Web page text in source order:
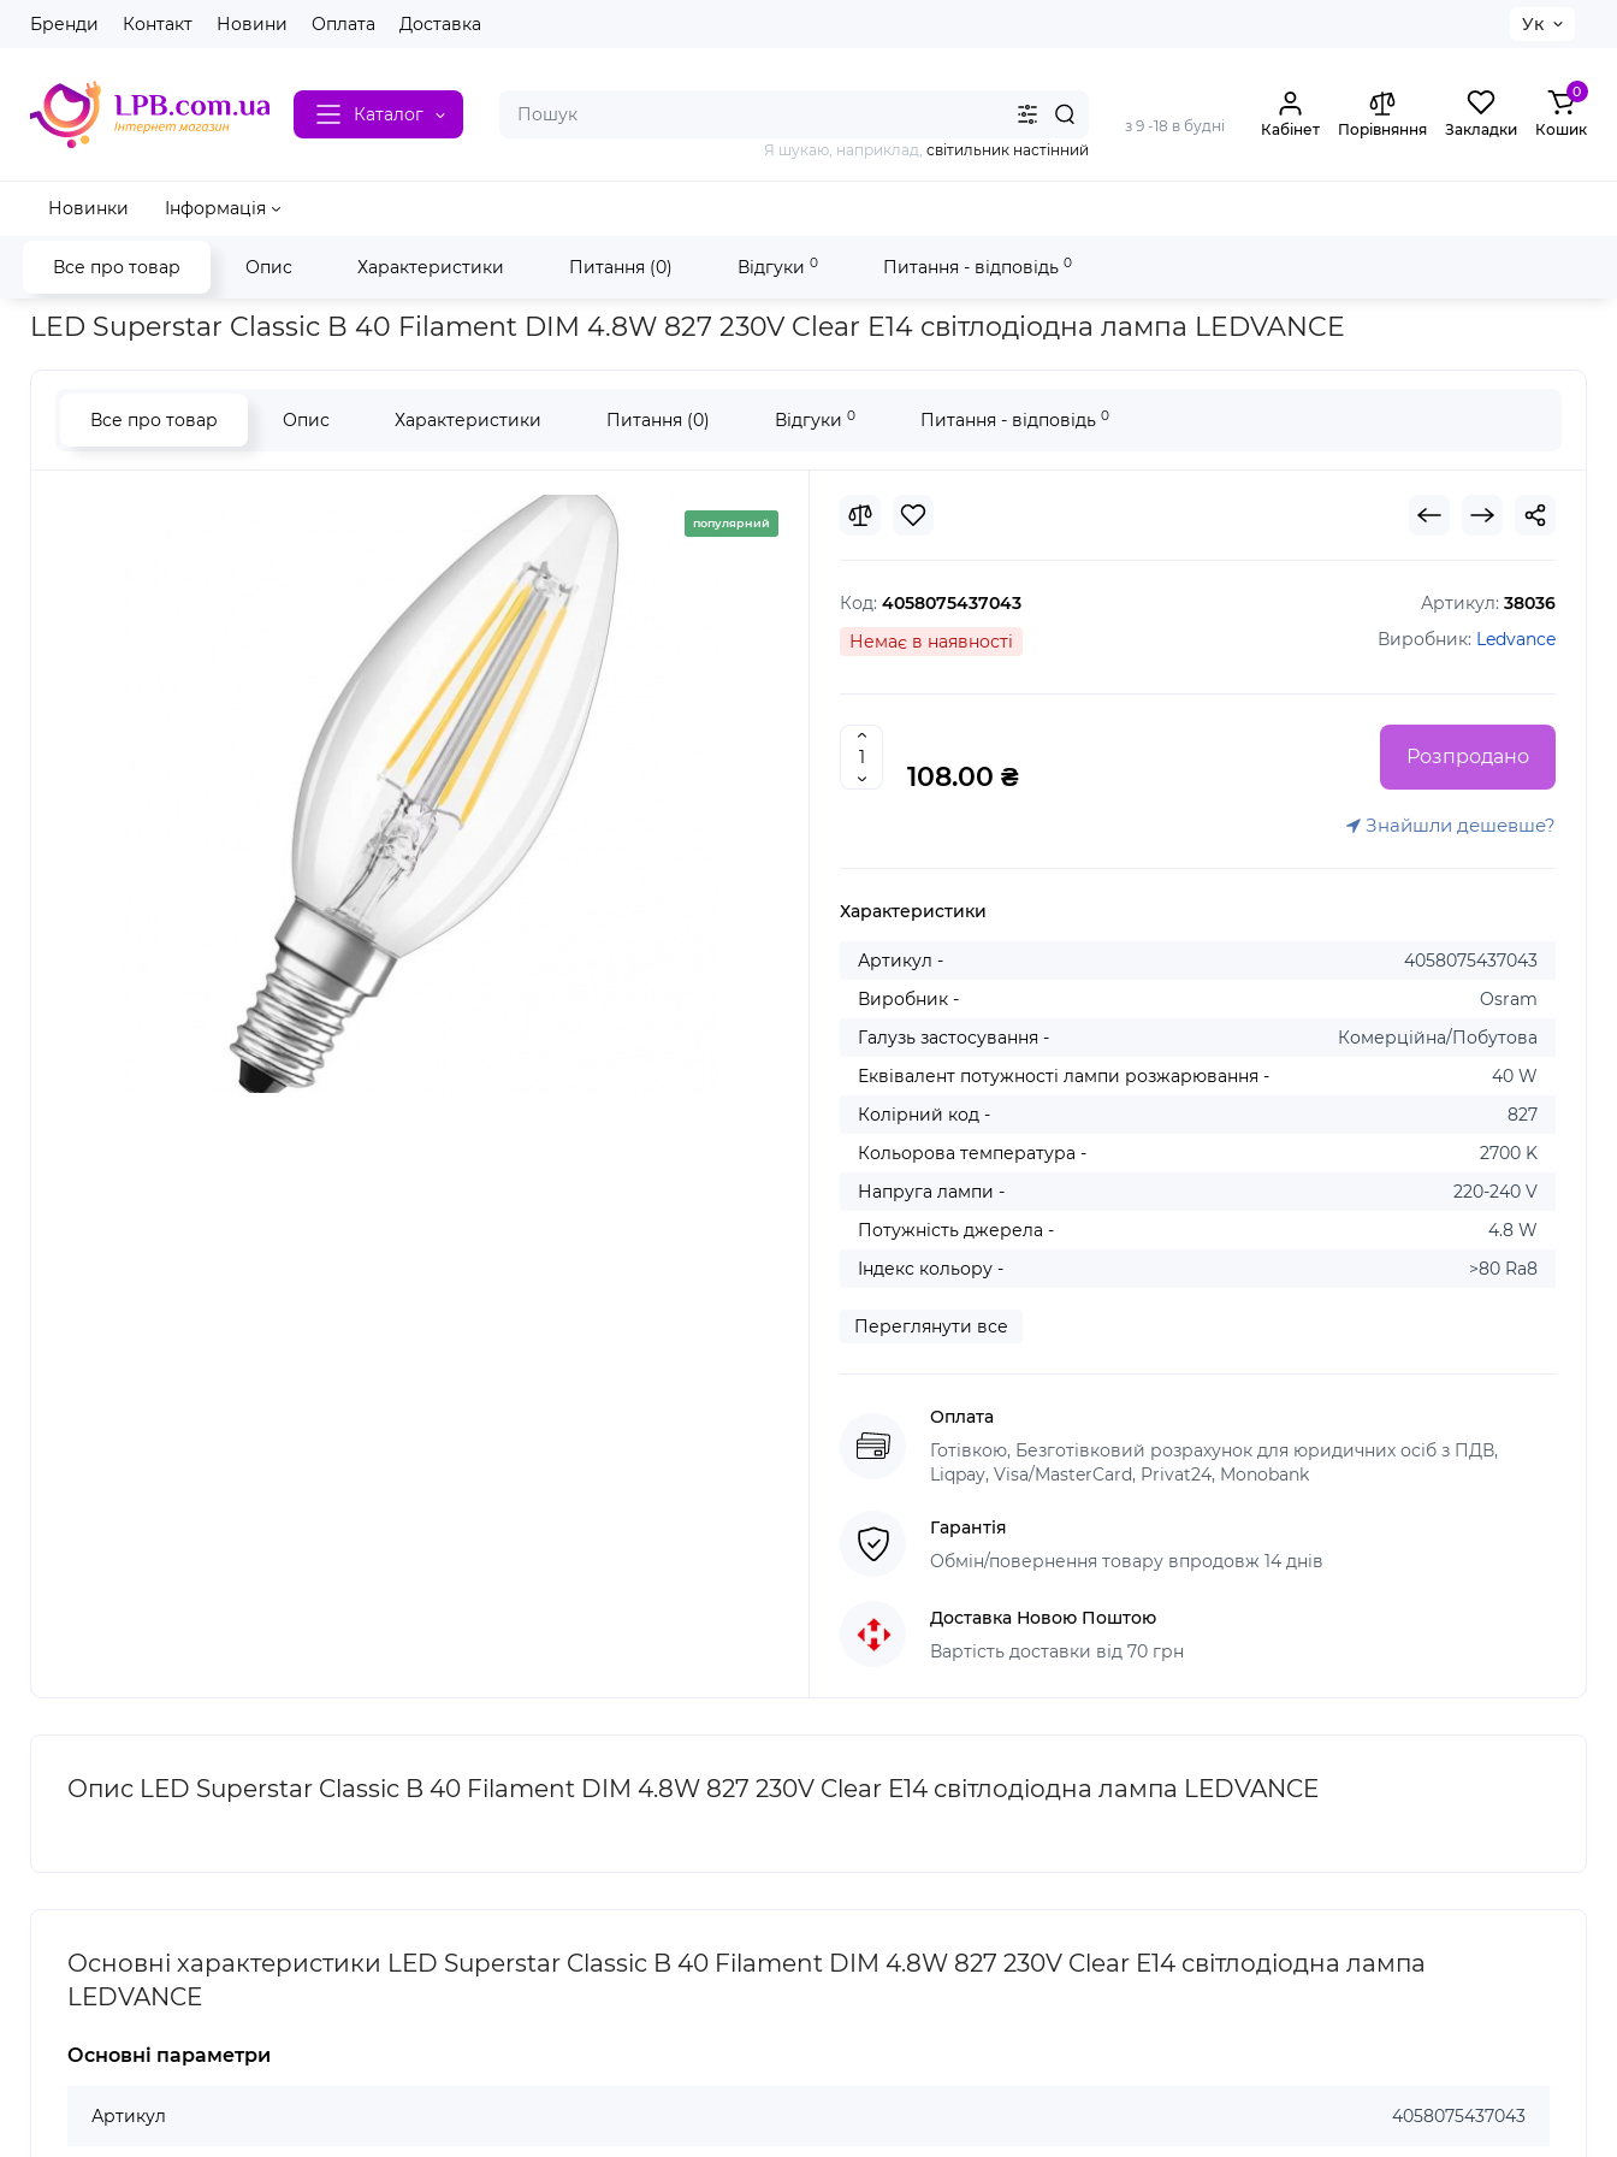
Бренди Контакт Новини Оплата Доставка Ук
Каталог
з 9 -18 в будні
Я шукаю, наприклад, світильник настінний
Кабінет Порівняння Закладки
0
Кошик
Новинки Інформація
Все про товар Опис Характеристики Питання (0) Відгуки 0 Питання - відповідь 0
Головна Електрика Світлодіодні лампи Світлодіодні лампи e14 LED Superstar Classic B 40 Filament DIM 4.8W 827 230V Clear E14 світлодіодна лампа LEDVANCE
LED Superstar Classic B 40 Filament DIM 4.8W 827 230V Clear E14 світлодіодна лампа LEDVANCE
Все про товар Опис Характеристики Питання (0) Відгуки 0 Питання - відповідь 0
популярний
Код: 4058075437043 Артикул: 38036
Виробник: Ledvance
Немає в наявності
108.00 ₴
Розпродано
Знайшли дешевше?
Характеристики
Артикул -
4058075437043
Виробник -
Osram
Галузь застосування -
Комерційна/Побутова
Еквівалент потужності лампи розжарювання -
40 W
Колірний код -
827
Кольорова температура -
2700 K
Напруга лампи -
220-240 V
Потужність джерела -
4.8 W
Індекс кольору -
>80 Ra8
Переглянути все
Оплата
Готівкою, Безготівковий розрахунок для юридичних осіб з ПДВ,
Liqpay, Visa/MasterCard, Privat24, Monobank
Гарантія
Обмін/повернення товару впродовж 14 днів
Доставка Новою Поштою
Вартість доставки від 70 грн
Опис LED Superstar Classic B 40 Filament DIM 4.8W 827 230V Clear E14 світлодіодна лампа LEDVANCE
Основні характеристики LED Superstar Classic B 40 Filament DIM 4.8W 827 230V Clear E14 світлодіодна лампа
LEDVANCE
Основні параметри
Артикул 4058075437043